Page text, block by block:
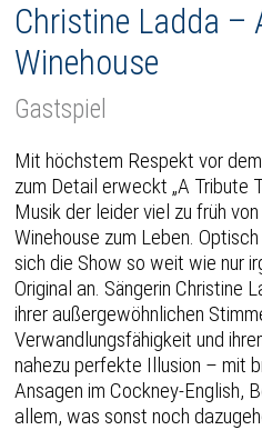
Christine Ladda –
Winehouse
Gastspiel
Mit höchstem Respekt vor
zum Detail erweckt „A Tribute
Musik der leider viel zu früh
Winehouse zum Leben.
sich die Show so weit wie nur
Original an. Sängerin Christine
ihrer außergewöhnlichen
Verwandlungsfähigkeit und
nahezu perfekte Illusion – mit
Ansagen im Cockney-English,
allem, was sonst noch